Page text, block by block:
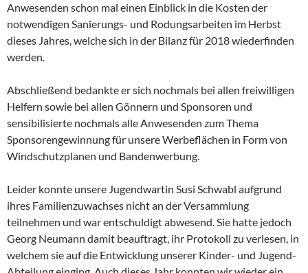
Anwesenden schon mal einen Einblick in die Kosten der
notwendigen Sanierungs- und Rodungsarbeiten im Herbst
dieses Jahres, welche sich in der Bilanz für 2018 wiederfinden
werden.
Abschließend bedankte er sich nochmals bei allen freiwilligen
Helfern sowie bei allen Gönnern und Sponsoren und
sensibilisierte nochmals alle Anwesenden zum Thema
Sponsorengewinnung für unsere Werbeflächen in Form von
Windschutzplanen und Bandenwerbung.
Leider konnte unsere Jugendwartin Susi Schwabl aufgrund
ihres Familienzuwachses nicht an der Versammlung
teilnehmen und war entschuldigt abwesend. Sie hatte jedoch
Georg Neumann damit beauftragt, ihr Protokoll zu verlesen, in
welchem sie auf die Entwicklung unserer Kinder- und Jugend-